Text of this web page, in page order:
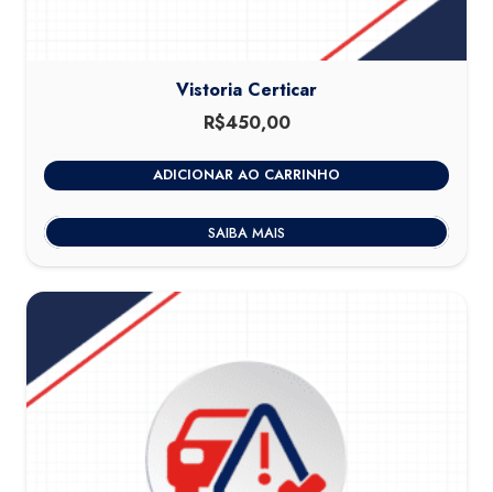
Vistoria Certicar
R$450,00
ADICIONAR AO CARRINHO
SAIBA MAIS